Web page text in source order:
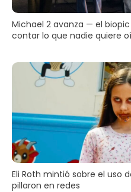
Michael 2 avanza — el
contar lo que nadie quiere
Eli Roth mintió sobre el uso
pillaron en redes